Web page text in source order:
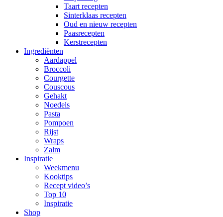
Taart recepten
Sinterklaas recepten
Oud en nieuw recepten
Paasrecepten
Kerstrecepten
Ingrediënten
Aardappel
Broccoli
Courgette
Couscous
Gehakt
Noedels
Pasta
Pompoen
Rijst
Wraps
Zalm
Inspiratie
Weekmenu
Kooktips
Recept video’s
Top 10
Inspiratie
Shop